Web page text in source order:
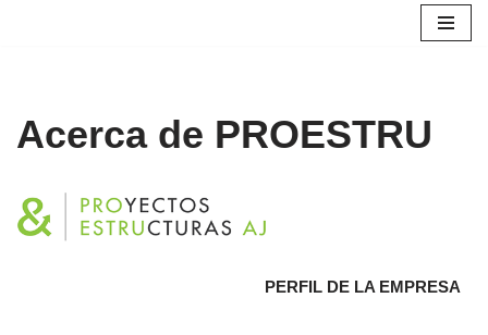
Acerca de PROESTRU
PERFIL DE LA EMPRESA